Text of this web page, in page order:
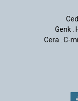
Genk
Cera
C-